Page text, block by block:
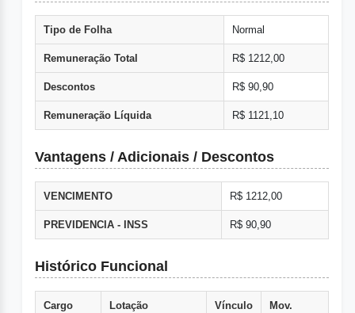
Tipo de Folha Normal
Remuneração Total R$ 1212,00
Descontos R$ 90,90
Remuneração Líquida R$ 1121,10
Vantagens / Adicionais / Descontos
VENCIMENTO R$ 1212,00
PREVIDENCIA - INSS R$ 90,90
Histórico Funcional
Cargo Lotação Vínculo
Mov.